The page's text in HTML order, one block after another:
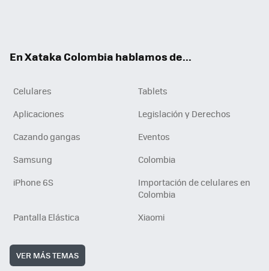
En Xataka Colombia hablamos de...
Celulares
Tablets
Aplicaciones
Legislación y Derechos
Cazando gangas
Eventos
Samsung
Colombia
iPhone 6S
Importación de celulares en
Colombia
Pantalla Elástica
Xiaomi
VER MÁS TEMAS